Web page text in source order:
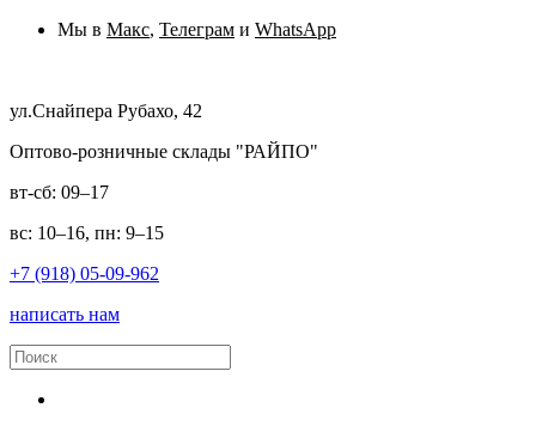
Мы в Макс, Телеграм и WhatsApp
ул.Снайпера Рубахо, 42
Оптово-розничные склады "РАЙПО"
вт-сб: 09–17
вс: 10–16, пн: 9–15
+7 (918) 05-09-962
написать нам